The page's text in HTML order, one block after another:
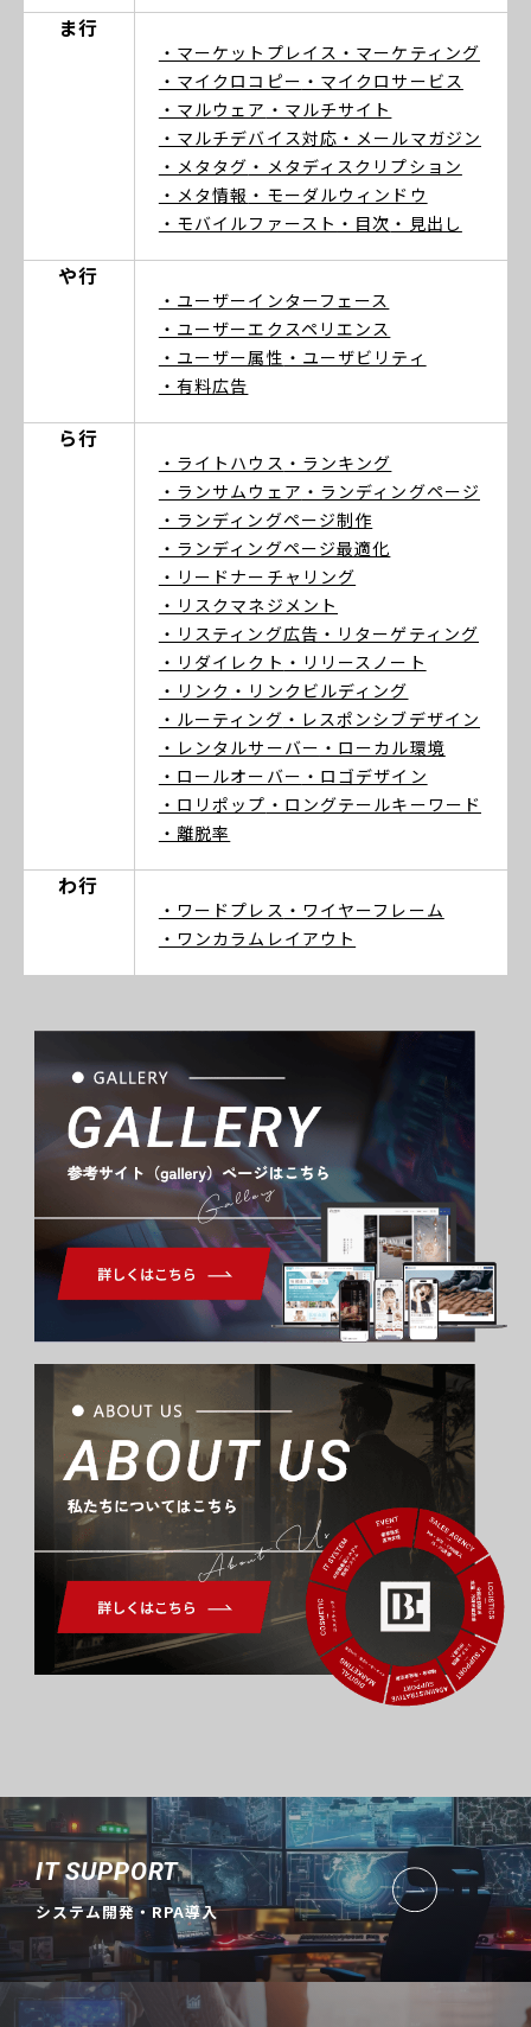
ま行
・マーケットプレイス ・マーケティング
・マイクロコピー ・マイクロサービス
・マルウェア ・マルチサイト
・マルチデバイス対応 ・メールマガジン
・メタタグ ・メタディスクリプション
・メタ情報 ・モーダルウィンドウ
・モバイルファースト ・目次 ・見出し
や行
・ユーザーインターフェース
・ユーザーエクスペリエンス
・ユーザー属性 ・ユーザビリティ
・有料広告
ら行
・ライトハウス ・ランキング
・ランサムウェア ・ランディングページ
・ランディングページ制作
・ランディングページ最適化
・リードナーチャリング
・リスクマネジメント
・リスティング広告 ・リターゲティング
・リダイレクト ・リリースノート
・リンク ・リンクビルディング
・ルーティング ・レスポンシブデザイン
・レンタルサーバー ・ローカル環境
・ロールオーバー ・ロゴデザイン
・ロリポップ ・ロングテールキーワード
・離脱率
わ行
・ワードプレス ・ワイヤーフレーム
・ワンカラムレイアウト
Gallery
About Us
IT SUPPORT
システム開発・RPA導入